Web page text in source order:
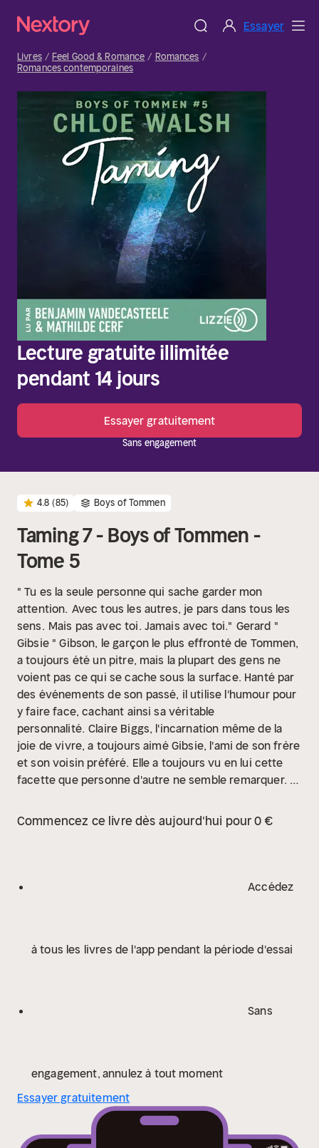
Essayer
Livres Feel Good & Romance
Romances
Romances contemporaines
Lecture gratuite illimitée
pendant 14 jours
Essayer gratuitement
Sans engagement
4.8 (85) Boys of Tommen
Taming 7 - Boys of Tommen -
Tome 5
" Tu es la seule personne qui sache garder mon
attention. Avec tous les autres, je pars dans tous les
sens. Mais pas avec toi. Jamais avec toi." Gerard "
Gibsie " Gibson, le garçon le plus effronté de Tommen,
a toujours été un pitre, mais la plupart des gens ne
voient pas ce qui se cache sous la surface. Hanté par
des événements de son passé, il utilise l'humour pour
y faire face, cachant ainsi sa véritable
personnalité. Claire Biggs, l'incarnation même de la
joie de vivre, a toujours aimé Gibsie, l'ami de son frère
et son voisin préféré. Elle a toujours vu en lui cette
facette que personne d'autre ne semble remarquer. Et
d'enfance au cœur sauvage.
Lorsque les limites sont
franchies, difficile de savoir si l'amitié entre Gibsie et
folie ?
Commencez ce livre dès aujourd'hui pour 0 €
Accédez
à tous les livres de l'app pendant la période d'essai
Sans
engagement, annulez à tout moment
Essayer gratuitement